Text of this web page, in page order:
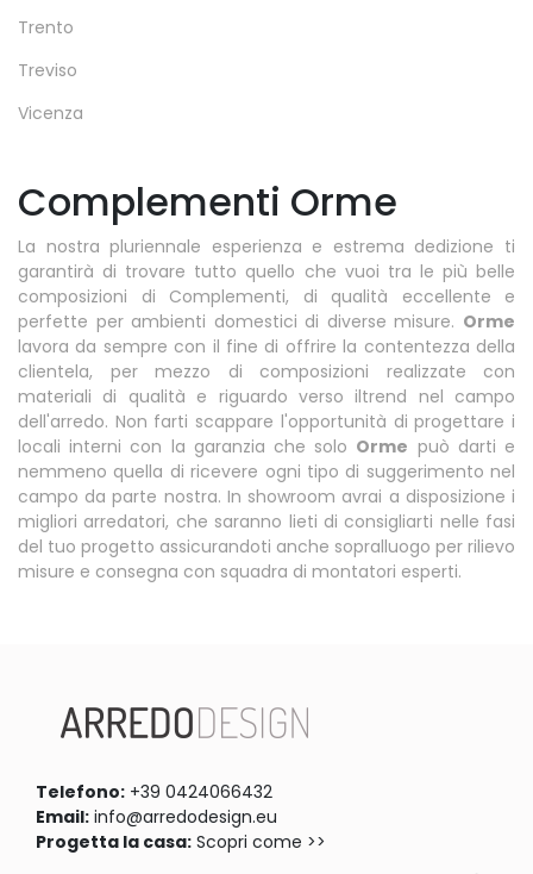
Trento
Treviso
Vicenza
Complementi Orme
La nostra pluriennale esperienza e estrema dedizione ti
garantirà di trovare tutto quello che vuoi tra le più belle
composizioni di Complementi, di qualità eccellente e
perfette per ambienti domestici di diverse misure. Orme
lavora da sempre con il fine di offrire la contentezza della
clientela, per mezzo di composizioni realizzate con
materiali di qualità e riguardo verso iltrend nel campo
dell'arredo. Non farti scappare l'opportunità di progettare i
locali interni con la garanzia che solo Orme può darti e
nemmeno quella di ricevere ogni tipo di suggerimento nel
campo da parte nostra. In showroom avrai a disposizione i
migliori arredatori, che saranno lieti di consigliarti nelle fasi
del tuo progetto assicurandoti anche sopralluogo per rilievo
misure e consegna con squadra di montatori esperti.
Telefono: +39 0424066432
Email: info@arredodesign.eu
Progetta la casa: Scopri come >>